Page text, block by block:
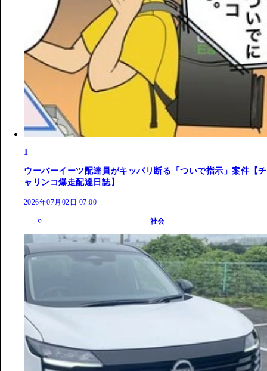
1
ウーバーイーツ配達員がキッパリ断る「ついで指示」案件【チ
ャリンコ爆走配達日誌】
2026年07月02日 07:00
社会